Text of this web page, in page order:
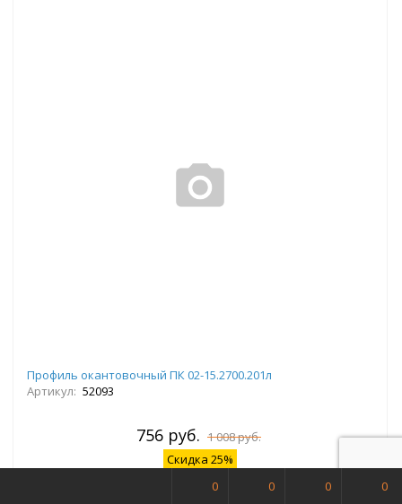
Профиль окантовочный ПК 02-15.2700.201л
Артикул: 52093
756 руб. 1 008 руб.
Скидка 25%
В наличии
0 0 0 0